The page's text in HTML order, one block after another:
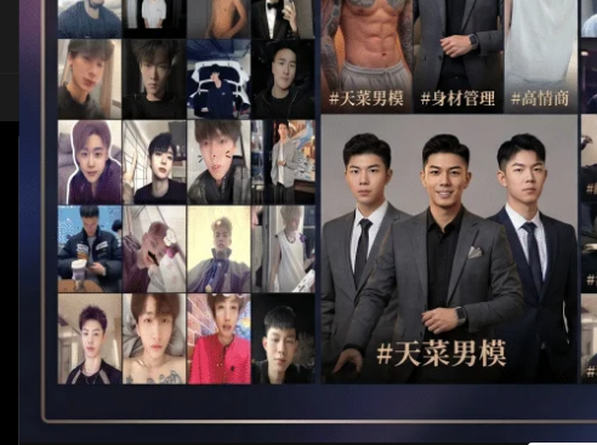
HOME ASIA SOLO
[CROSSDRESSER]偽娘系列 HLS
Like About Share
VIEWS
0 0
[rihide]訪問密碼/Access passwords：
獲取訪問密碼/Get access passwords：
From:G20
Category:Crossdresser